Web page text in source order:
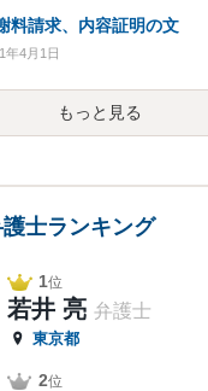
料請求、内容証明の文
年4月1日
もっと見る
士ランキング
1位
若井 亮 弁護士
東京都
2位